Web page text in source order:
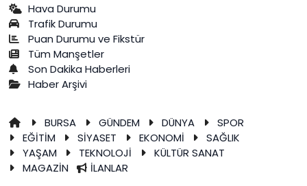
Hava Durumu
Trafik Durumu
Puan Durumu ve Fikstür
Tüm Manşetler
Son Dakika Haberleri
Haber Arşivi
BURSA GÜNDEM DÜNYA
SPOR
EĞİTİM
SİYASET EKONOMİ
SAĞLIK
YAŞAM
TEKNOLOJİ
KÜLTÜR SANAT
MAGAZİN
İLANLAR